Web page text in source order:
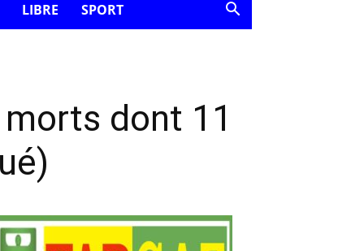
LIBRE SPORT
dont 11